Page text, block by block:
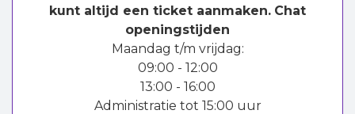
kunt altijd een ticket aanmaken. Chat
openingstijden
Maandag t/m vrijdag:
09:00 - 12:00
13:00 - 16:00
Administratie tot 15:00 uur